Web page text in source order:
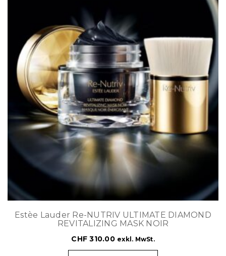
Estèe Lauder Re-NUTRIV ULTIMATE DIAMOND
REVITALIZING MASK NOIR
CHF 310.00 exkl. MwSt.